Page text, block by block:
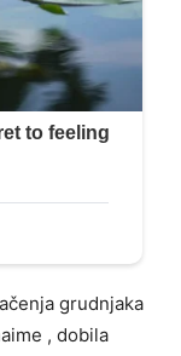
grudnjaka
, dobila